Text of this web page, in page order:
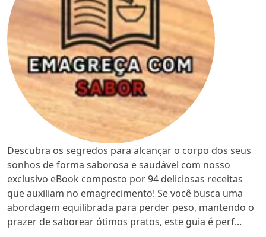
Descubra os segredos para alcançar o corpo dos seus
sonhos de forma saborosa e saudável com nosso
exclusivo eBook composto por 94 deliciosas receitas
que auxiliam no emagrecimento! Se você busca uma
abordagem equilibrada para perder peso, mantendo o
prazer de saborear ótimos pratos, este guia é perf...